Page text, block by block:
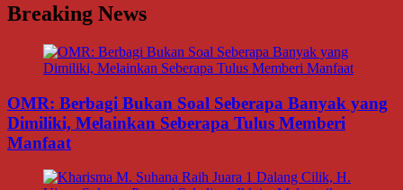
mode
Breaking News
OMR: Berbagi Bukan Soal Seberapa Banyak yang
Dimiliki, Melainkan Seberapa Tulus Memberi
Manfaat